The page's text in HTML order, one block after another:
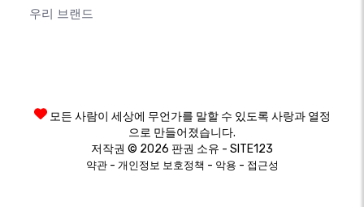
우리 브랜드
모든 사람이 세상에 무언가를 말할 수 있도록 사랑과 열정
으로 만들어졌습니다.
저작권 © 2026 판권 소유 - SITE123
약관- 개인정보 보호정책 - 악용 - 접근성